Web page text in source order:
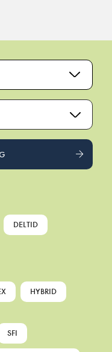
DELTID
HYBRID
SFI